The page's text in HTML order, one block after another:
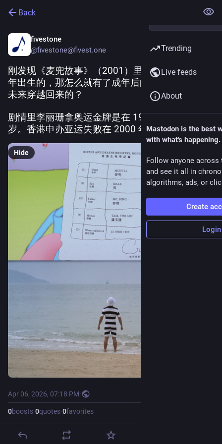
Back
fivestone
@fivestone@fivest.one
刚发现《麦兜故事》（2001）里，麦兜是 1995
年出生的，那怎么就有了成年后的镜头了呢？从
未来穿越回来的？
剧情里李丽珊拿奥运金牌是在 1996 年，麦兜 1
岁。香港申办亚运失败在 2000 年，麦兜 5 岁。
Hide
Apr 06, 2026, 07:18 PM·
0boosts·0quotes·0favorites
Trending
Live feeds
About
Mastodon is the best
with what's happening.
Follow anyone across
and see it all in
algorithms, ads, or
Create
Login